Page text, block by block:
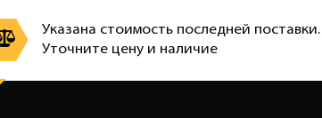
Указана стоимость последней поставки.
Уточните цену и наличие